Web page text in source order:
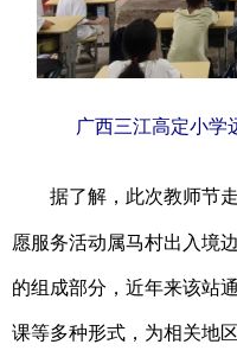
广西三江高定小学
据了解，此次教师节
愿服务活动属马村出入境
的组成部分，近年来该站
课等多种形式，为相关地